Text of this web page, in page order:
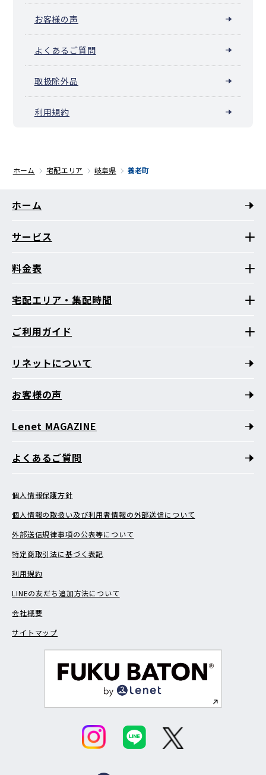
お客様の声
よくあるご質問
取扱除外品
利用規約
ホーム 宅配エリア 岐阜県 養老町
ホーム
サービス
料金表
宅配エリア・集配時間
ご利用ガイド
リネットについて
お客様の声
Lenet MAGAZINE
よくあるご質問
個人情報保護方針
個人情報の取扱い及び利用者情報の外部送信について
外部送信規律事項の公表等について
特定商取引法に基づく表記
利用規約
LINEの友だち追加方法について
会社概要
サイトマップ